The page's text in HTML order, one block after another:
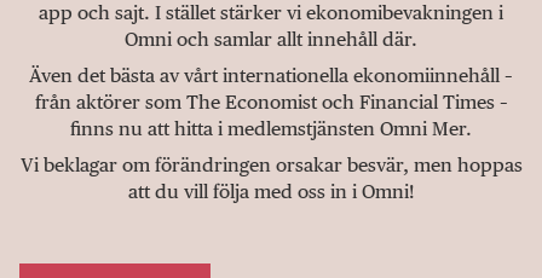
app och sajt. I stället stärker vi ekonomibevakningen i
Omni och samlar allt innehåll där.
Även det bästa av vårt internationella ekonomiinnehåll –
från aktörer som The Economist och Financial Times –
finns nu att hitta i medlemstjänsten Omni Mer.
Vi beklagar om förändringen orsakar besvär, men hoppas
att du vill följa med oss in i Omni!